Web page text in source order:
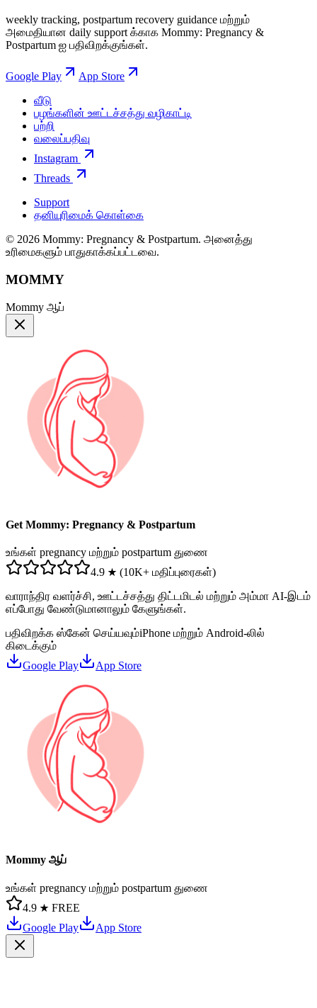
weekly tracking, postpartum recovery guidance மற்றும்
அமைதியான daily support க்காக Mommy: Pregnancy &
Postpartum ஐ பதிவிறக்குங்கள்.
Google Play
App Store
வீடு
பழங்களின் ஊட்டச்சத்து வழிகாட்டி
பற்றி
வலைப்பதிவு
Instagram
Threads
Support
தனியுரிமைக் கொள்கை
© 2026 Mommy: Pregnancy & Postpartum. அனைத்து
உரிமைகளும் பாதுகாக்கப்பட்டவை.
MOMMY
Mommy ஆப்
Get Mommy: Pregnancy & Postpartum
உங்கள் pregnancy மற்றும் postpartum துணை
4.9 ★ (10K+ மதிப்புரைகள்)
வாராந்திர வளர்ச்சி, ஊட்டச்சத்து திட்டமிடல் மற்றும் அம்மா AI-இடம்
எப்போது வேண்டுமானாலும் கேளுங்கள்.
பதிவிறக்க ஸ்கேன் செய்யவும்iPhone மற்றும் Android-லில்
கிடைக்கும்
Google Play
App Store
Mommy ஆப்
உங்கள் pregnancy மற்றும் postpartum துணை
4.9 ★ FREE
Google Play
App Store